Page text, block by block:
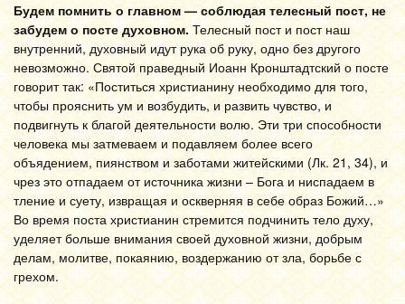
Будем помнить о главном — соблюдая телесный пост, не
забудем о посте духовном. Телесный пост и пост наш
внутренний, духовный идут рука об руку, одно без другого
невозможно. Святой праведный Иоанн Кронштадтский о посте
говорит так: «Поститься христианину необходимо для того,
чтобы прояснить ум и возбудить, и развить чувство, и
подвигнуть к благой деятельности волю. Эти три способности
человека мы затмеваем и подавляем более всего
объядением, пиянством и заботами житейскими (Лк. 21, 34), и
чрез это отпадаем от источника жизни – Бога и ниспадаем в
тление и суету, извращая и оскверняя в себе образ Божий…»
Во время поста христианин стремится подчинить тело духу,
уделяет больше внимания своей духовной жизни, добрым
делам, молитве, покаянию, воздержанию от зла, борьбе с
грехом.